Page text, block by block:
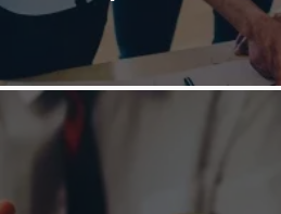
Imagen
principal